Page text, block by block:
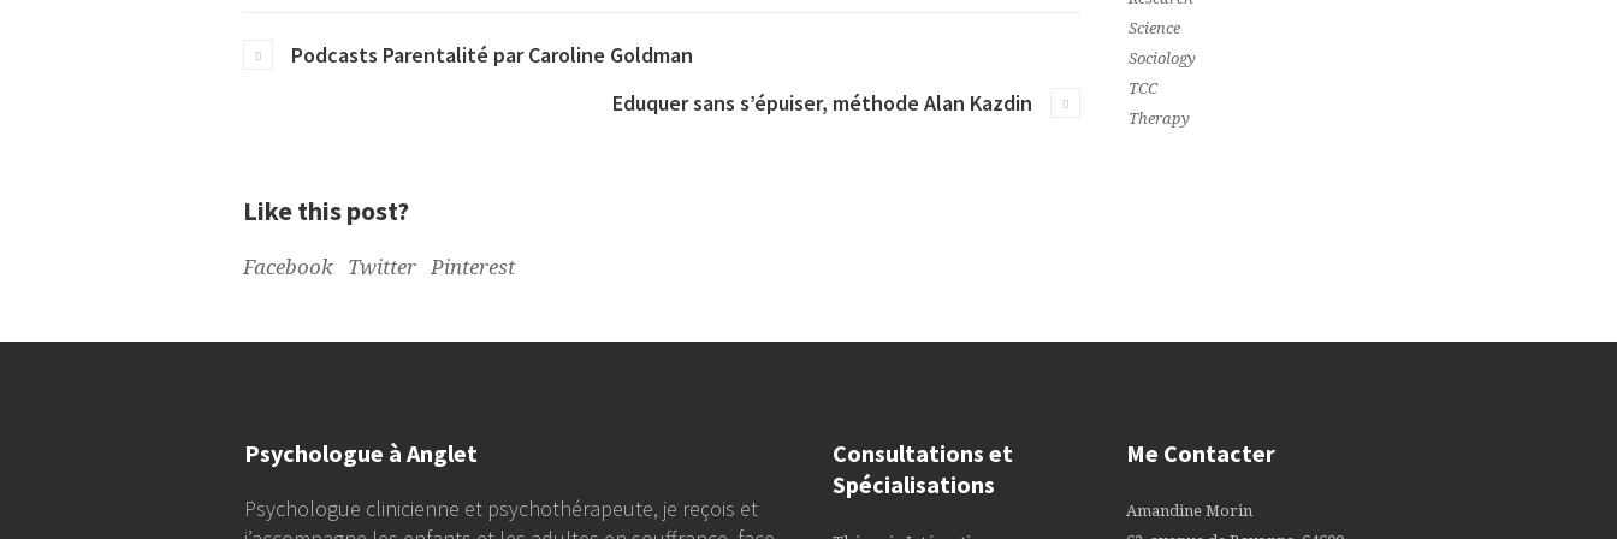
Podcasts Parentalité par Caroline Goldman
Eduquer sans s’épuiser, méthode Alan Kazdin
Like this post?
Facebook Twitter Pinterest
Science
Sociology
TCC
Therapy
Psychologue à Anglet
Psychologue clinicienne et psychothérapeute, je reçois et
Consultations et
Spécialisations
Me Contacter
Amandine Morin